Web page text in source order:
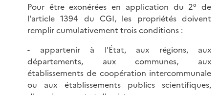
Pour être exonérées en application du 2° de
l'article 1394 du CGI, les propriétés doivent
remplir cumulativement trois conditions :
- appartenir à l'État, aux régions, aux
départements, aux communes, aux
établissements de coopération intercommunale
ou aux établissements publics scientifiques,